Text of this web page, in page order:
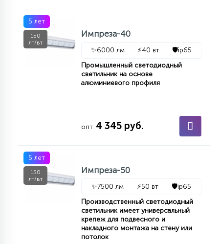
5 лет
150
лт/вт
Импреза-40
✨6000 лм ⚡40 вт 🛡️ip65
Промышленный светодиодный
светильник на основе
алюминиевого профиля
опт. 4 345 руб.
5 лет
150
лт/вт
Импреза-50
✨7500 лм ⚡50 вт 🛡️ip65
Производственный светодиодный
светильник имеет универсальный
крепеж для подвесного и
накладного монтажа на стену или
потолок